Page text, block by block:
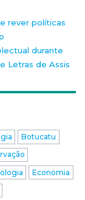
rever políticas
durante
Letras de Assis
Botucatu
Economia